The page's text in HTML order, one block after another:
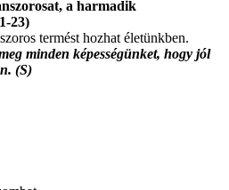
a harmadik
23)
termést hozhat életünkben.
minden képességünket, hogy jól
(S)